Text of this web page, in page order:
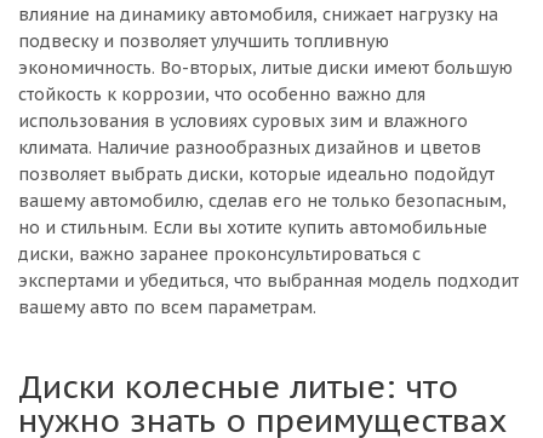
влияние на динамику автомобиля, снижает нагрузку на
подвеску и позволяет улучшить топливную
экономичность. Во-вторых, литые диски имеют большую
стойкость к коррозии, что особенно важно для
использования в условиях суровых зим и влажного
климата. Наличие разнообразных дизайнов и цветов
позволяет выбрать диски, которые идеально подойдут
вашему автомобилю, сделав его не только безопасным,
но и стильным. Если вы хотите купить автомобильные
диски, важно заранее проконсультироваться с
экспертами и убедиться, что выбранная модель подходит
вашему авто по всем параметрам.
Диски колесные литые: что
нужно знать о преимуществах